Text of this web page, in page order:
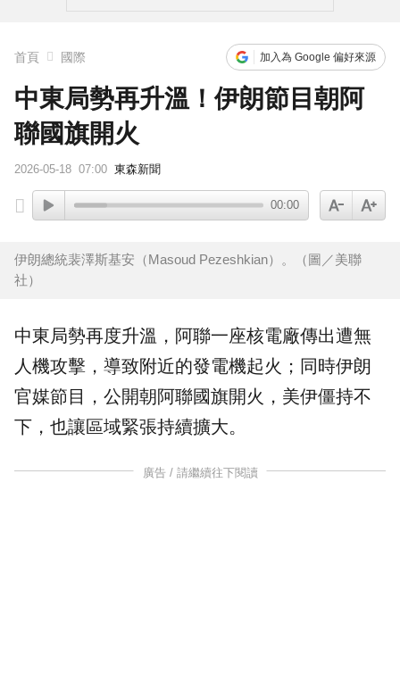
首頁 國際 加入為 Google 偏好來源
中東局勢再升溫！伊朗節目朝阿
聯國旗開火
2026-05-18 07:00 東森新聞
00:00
伊朗總統裴澤斯基安（Masoud Pezeshkian）。（圖／美聯
社）
中東局勢再度升溫， 阿聯一座核電廠傳出遭無
人機攻擊，導致附近的發電機起火；同時伊朗
官媒節目，公開朝阿聯國旗開火 ，美伊僵持不
下，也讓區域緊張持續擴大。
廣告 / 請繼續往下閱讀